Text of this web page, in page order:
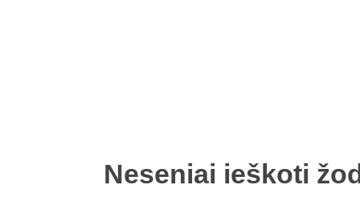
Neseniai ieškoti